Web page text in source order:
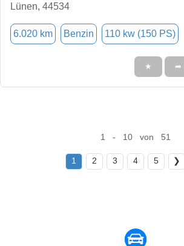
Lünen, 44534
6.020 km Benzin 110 kw (150 PS)
★ ➦
1 - 10 von 51
1 2 3 4 5 ❯